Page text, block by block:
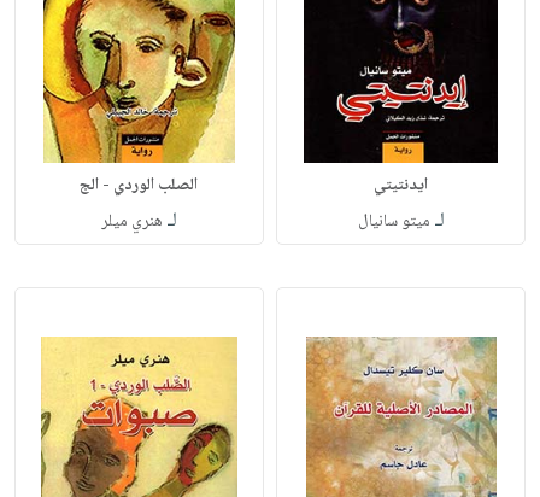
ايدنتيتي
لـ ميتو سانيال
الصلب الوردي - الج
لـ هنري ميلر